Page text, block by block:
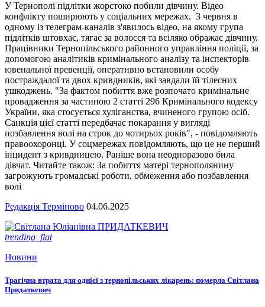
У Тернополі підлітки жорстоко побили дівчину. Відео
конфлікту поширюють у соціальних мережах. 3 червня в
одному із телеграм-каналів з'явилось відео, на якому група
підлітків штовхає, тягає за волосся та всіляко ображає дівчину.
Працівники Тернопільського районного управління поліції, за
допомогою аналітиків кримінального аналізу та інспекторів
ювенальної превенції, оперативно встановили особу
постраждалої та двох кривдників, які завдали їй тілесних
ушкоджень. "За фактом побиття вже розпочато кримінальне
провадження за частиною 2 статті 296 Кримінального кодексу
України, яка стосується хуліганства, вчиненого групою осіб.
Санкція цієї статті передбачає покарання у вигляді
позбавлення волі на строк до чотирьох років", - повідомляють
правоохоронці. У соцмережах повідомляють, що це не перший
інцидент з кривдницею. Раніше вона неодноразово била
дівчат. Читайте також: За побиття матері тернополянину
загрожують громадські роботи, обмеження або позбавлення
волі
Редакція Терміново 04.06.2025
trending_flat
Новини
Трагічна втрата для однієї з тернопільських лікарень: померла Світлана
Придаткевич